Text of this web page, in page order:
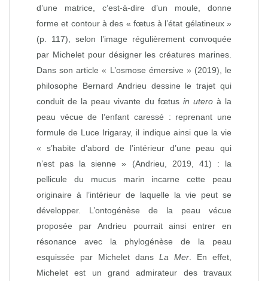
d’une matrice, c’est‑à‑dire d’un moule, donne
forme et contour à des « fœtus à l’état gélatineux »
(p. 117), selon l’image régulièrement convoquée
par Michelet pour désigner les créatures marines.
Dans son article « L’osmose émersive » (2019), le
philosophe Bernard Andrieu dessine le trajet qui
conduit de la peau vivante du fœtus in uteroà la
peau vécue de l’enfant caressé : reprenant une
formule de Luce Irigaray, il indique ainsi que la vie
« s’habite d’abord de l’intérieur d’une peau qui
n’est pas la sienne » (Andrieu, 2019, 41) : la
pellicule du mucus marin incarne cette peau
originaire à l’intérieur de laquelle la vie peut se
développer. L’ontogénèse de la peau vécue
proposée par Andrieu pourrait ainsi entrer en
résonance avec la phylogénèse de la peau
esquissée par Michelet dans La Mer . En effet,
Michelet est un grand admirateur des travaux